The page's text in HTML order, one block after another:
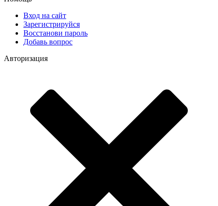
Вход на сайт
Зарегистрируйся
Восстанови пароль
Добавь вопрос
Авторизация